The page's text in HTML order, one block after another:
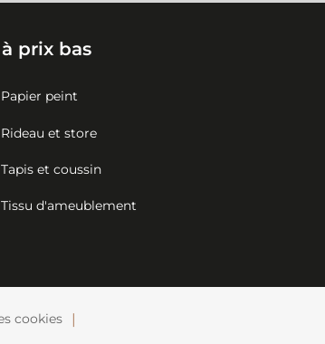
prix bas
Papier peint
Rideau et store
Tapis et coussin
Tissu d'ameublement
cookies